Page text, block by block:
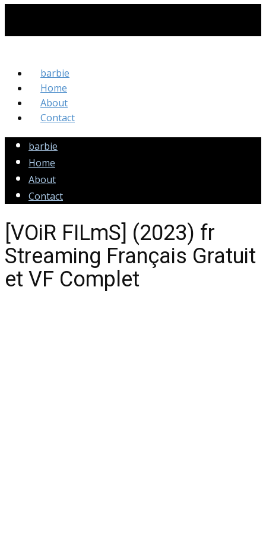
barbie
Home
About
Contact
barbie
Home
About
Contact
[VOiR FILmS] (2023) fr
Streaming Français Gratuit
et VF Complet